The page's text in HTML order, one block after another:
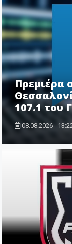
Πρεμιέρα
107.1 του
08.08.2026 -